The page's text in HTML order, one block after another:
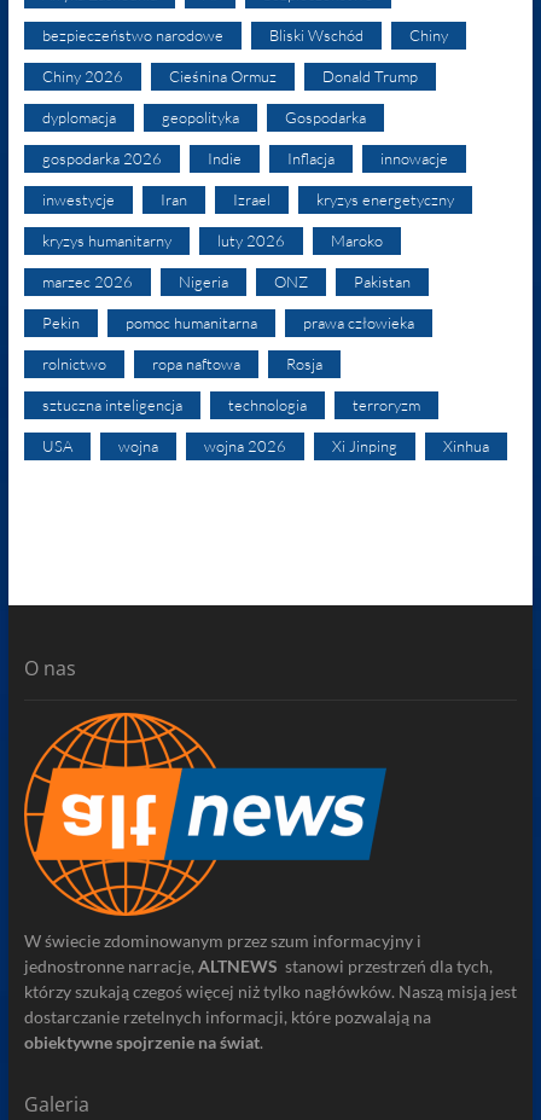
bezpieczeństwo narodowe Bliski Wschód Chiny
Chiny 2026 Cieśnina Ormuz Donald Trump
dyplomacja geopolityka Gospodarka
gospodarka 2026 Indie Inflacja innowacje
inwestycje Iran Izrael kryzys energetyczny
kryzys humanitarny luty 2026 Maroko
marzec 2026 Nigeria ONZ Pakistan
Pekin pomoc humanitarna prawa człowieka
rolnictwo ropa naftowa Rosja
sztuczna inteligencja technologia terroryzm
USA wojna wojna 2026 Xi Jinping Xinhua
O nas
W świecie zdominowanym przez szum informacyjny i
jednostronne narracje, ALTNEWS stanowi przestrzeń dla tych,
którzy szukają czegoś więcej niż tylko nagłówków. Naszą misją jest
dostarczanie rzetelnych informacji, które pozwalają na
obiektywne spojrzenie na świat.
Galeria